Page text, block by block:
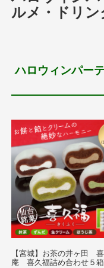
ルメ・ドリン
ハロウィンパー
【宮城】お茶の井ヶ田
庵 喜久福詰め合わせ５